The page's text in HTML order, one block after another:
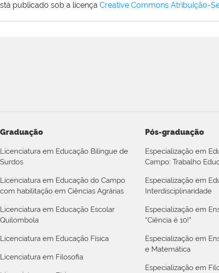
publicado sob a licença Creative Commons Atribuição-
Graduação
Licenciatura em Educação Bilíngue de
Surdos
Licenciatura em Educação do Campo
com habilitação em Ciências Agrárias
Licenciatura em Educação Escolar
Quilombola
Licenciatura em Educação Física
Licenciatura em Filosofia
Pós-graduação
Especialização em
Campo: Trabalho
Especialização em
Interdisciplinaridade
Especialização em
“Ciência é 10!”
Especialização em
e Matemática
Especialização em